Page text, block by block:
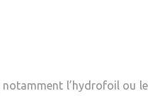
notamment l’hydrofoil ou le